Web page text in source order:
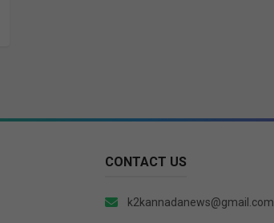
CONTACT US
k2kannadanews@gmail.com